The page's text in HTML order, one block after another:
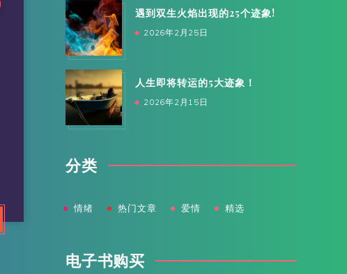
遇到双生火焰出现的25个迹象!
2026年2月25日
人生即将转运的5大迹象！
2026年2月15日
分类
情绪 热门文章 爱情 精选
电子书购买